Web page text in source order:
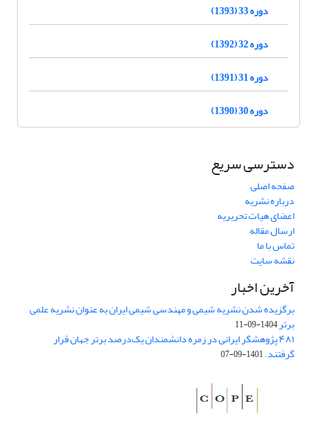
دوره 33 (1393)
دوره 32 (1392)
دوره 31 (1391)
دوره 30 (1390)
دسترسی سریع
صفحه اصلی
درباره نشریه
اعضای هیات تحریریه
ارسال مقاله
تماس با ما
نقشه سایت
آخرین اخبار
برگزیده شدن نشریه شیمی و مهندسی شیمی ایران به عنوان نشریه علمی
برتر1404-09-11
۴۸۱ پژوهشگر ایرانی در زمره دانشمندان یک‌درصد برتر جهان قرار
گرفتند.1401-09-07